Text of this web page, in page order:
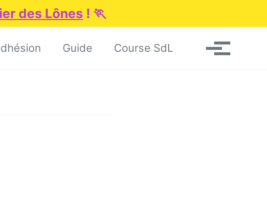
des Lônes ! 🏃
Guide Course SdL Toggle search
Menu